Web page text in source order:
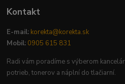
Kontakt
E-mail: korekta@korekta.sk
Mobil: 0905 615 831
Radi vám poradíme s výberom
potrieb, tonerov a náplní do tlačiarní.